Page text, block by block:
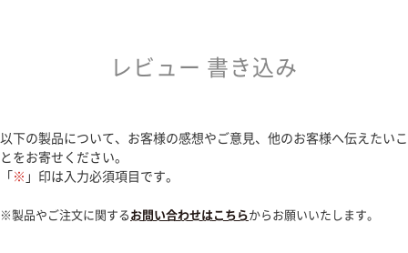
レビュー 書き込み
以下の製品について、お客様の感想やご意見、他のお客様へ伝えたいこ
とをお寄せください。
「※ 」印は入力必須項目です。
※製品やご注文に関するお問い合わせはこちらからお願いいたします。